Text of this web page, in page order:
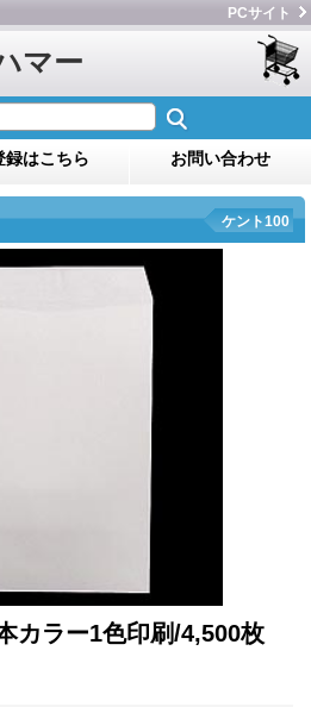
PCサイト
マー
録はこちら お問い合わせ
ケント100
カラー1色印刷/4,500枚